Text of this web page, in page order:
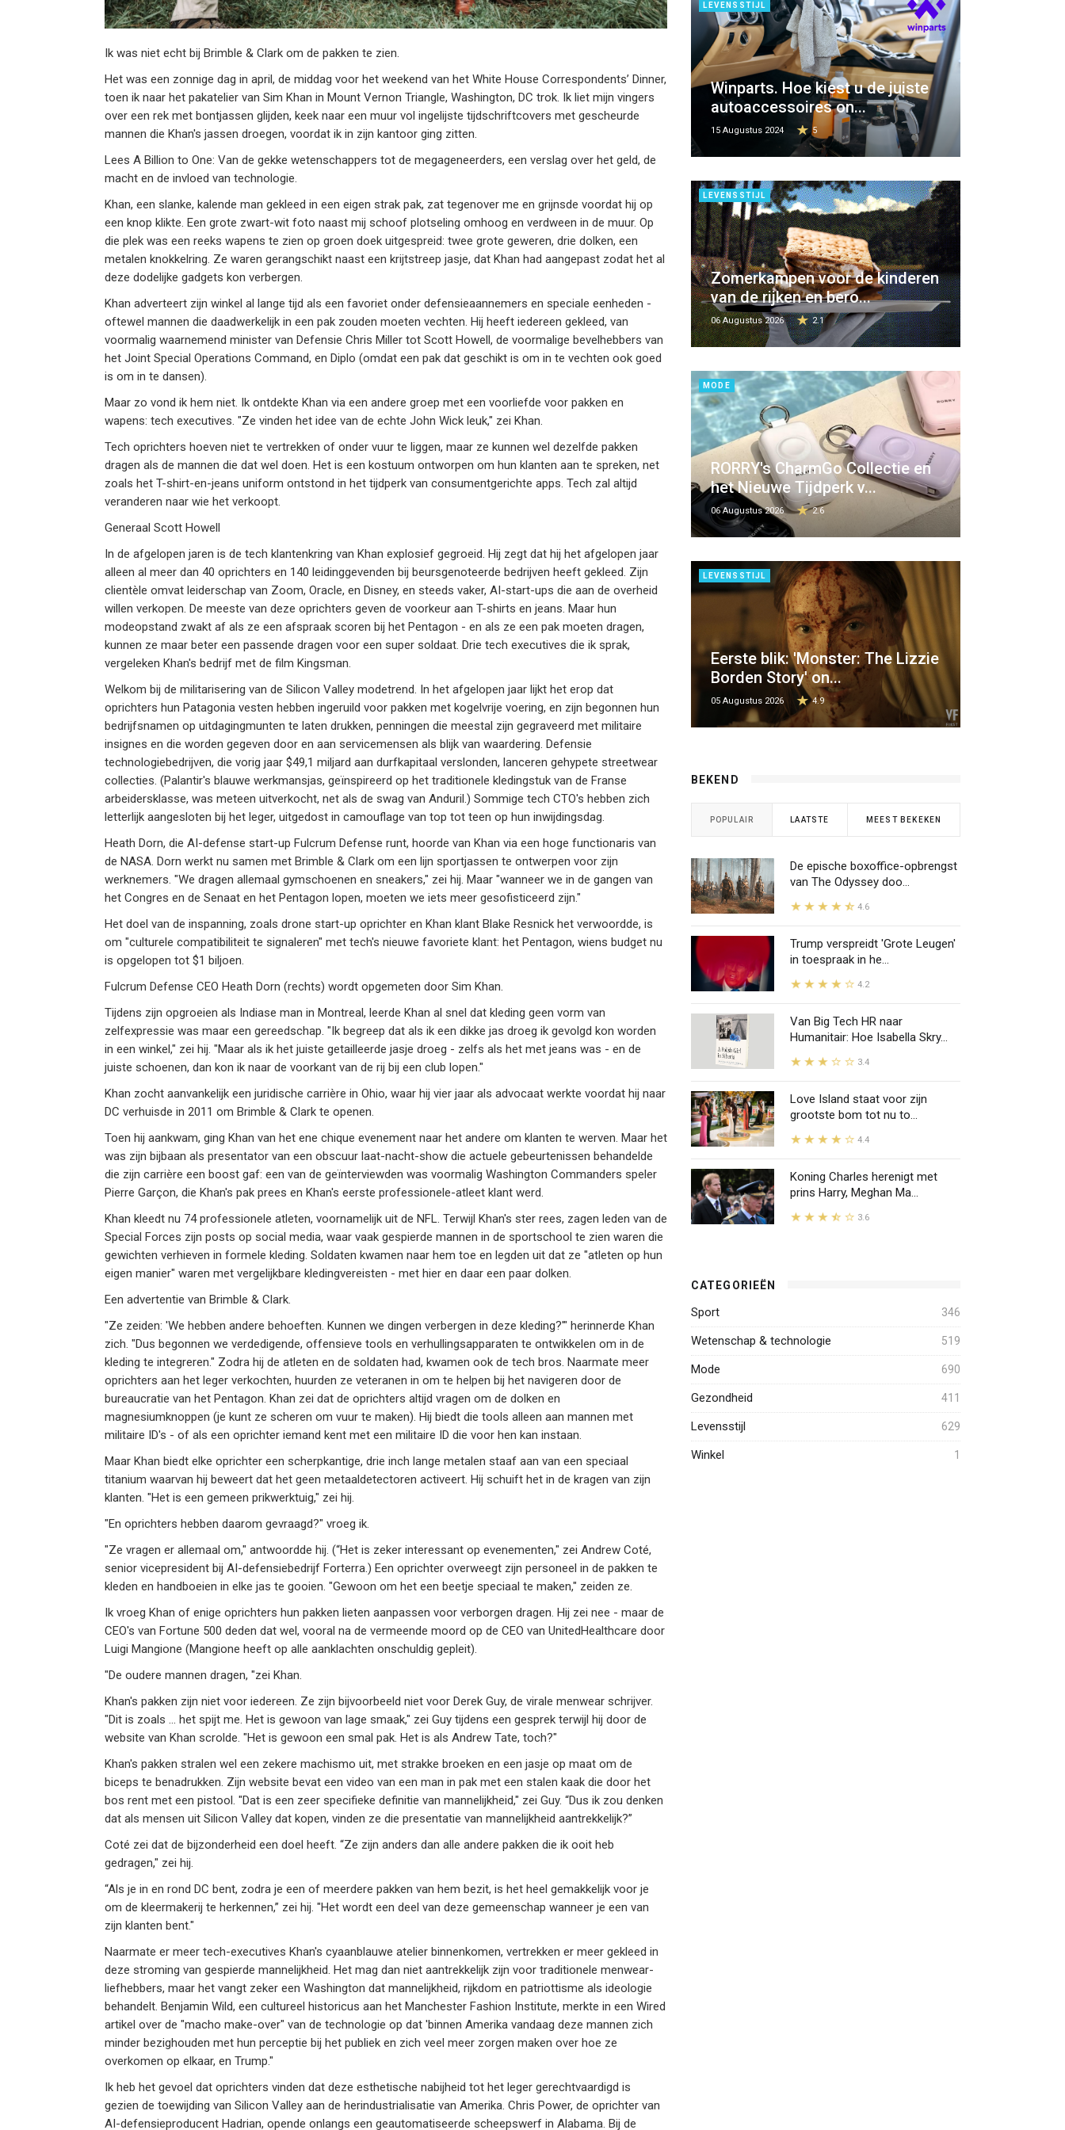
Ik was niet echt bij Brimble & Clark om de pakken te zien.
Het was een zonnige dag in april, de middag voor het weekend van het White House Correspondents’ Dinner,
toen ik naar het pakatelier van Sim Khan in Mount Vernon Triangle, Washington, DC trok. Ik liet mijn vingers
over een rek met bontjassen glijden, keek naar een muur vol ingelijste tijdschriftcovers met gescheurde
mannen die Khan's jassen droegen, voordat ik in zijn kantoor ging zitten.
Lees A Billion to One: Van de gekke wetenschappers tot de megageneerders, een verslag over het geld, de
macht en de invloed van technologie.
Khan, een slanke, kalende man gekleed in een eigen strak pak, zat tegenover me en grijnsde voordat hij op
een knop klikte. Een grote zwart-wit foto naast mij schoof plotseling omhoog en verdween in de muur. Op
die plek was een reeks wapens te zien op groen doek uitgespreid: twee grote geweren, drie dolken, een
metalen knokkelring. Ze waren gerangschikt naast een krijtstreep jasje, dat Khan had aangepast zodat het al
deze dodelijke gadgets kon verbergen.
Khan adverteert zijn winkel al lange tijd als een favoriet onder defensieaannemers en speciale eenheden -
oftewel mannen die daadwerkelijk in een pak zouden moeten vechten. Hij heeft iedereen gekleed, van
voormalig waarnemend minister van Defensie Chris Miller tot Scott Howell, de voormalige bevelhebbers van
het Joint Special Operations Command, en Diplo (omdat een pak dat geschikt is om in te vechten ook goed
is om in te dansen).
Maar zo vond ik hem niet. Ik ontdekte Khan via een andere groep met een voorliefde voor pakken en
wapens: tech executives. "Ze vinden het idee van de echte John Wick leuk," zei Khan.
Tech oprichters hoeven niet te vertrekken of onder vuur te liggen, maar ze kunnen wel dezelfde pakken
dragen als de mannen die dat wel doen. Het is een kostuum ontworpen om hun klanten aan te spreken, net
zoals het T-shirt-en-jeans uniform ontstond in het tijdperk van consumentgerichte apps. Tech zal altijd
veranderen naar wie het verkoopt.
Generaal Scott Howell
In de afgelopen jaren is de tech klantenkring van Khan explosief gegroeid. Hij zegt dat hij het afgelopen jaar
alleen al meer dan 40 oprichters en 140 leidinggevenden bij beursgenoteerde bedrijven heeft gekleed. Zijn
clientèle omvat leiderschap van Zoom, Oracle, en Disney, en steeds vaker, AI-start-ups die aan de overheid
willen verkopen. De meeste van deze oprichters geven de voorkeur aan T-shirts en jeans. Maar hun
modeopstand zwakt af als ze een afspraak scoren bij het Pentagon - en als ze een pak moeten dragen,
kunnen ze maar beter een passende dragen voor een super soldaat. Drie tech executives die ik sprak,
vergeleken Khan's bedrijf met de film Kingsman.
Welkom bij de militarisering van de Silicon Valley modetrend. In het afgelopen jaar lijkt het erop dat
oprichters hun Patagonia vesten hebben ingeruild voor pakken met kogelvrije voering, en zijn begonnen hun
bedrijfsnamen op uitdagingmunten te laten drukken, penningen die meestal zijn gegraveerd met militaire
insignes en die worden gegeven door en aan servicemensen als blijk van waardering. Defensie
technologiebedrijven, die vorig jaar $49,1 miljard aan durfkapitaal verslonden, lanceren gehypete streetwear
collecties. (Palantir's blauwe werkmansjas, geïnspireerd op het traditionele kledingstuk van de Franse
arbeidersklasse, was meteen uitverkocht, net als de swag van Anduril.) Sommige tech CTO's hebben zich
letterlijk aangesloten bij het leger, uitgedost in camouflage van top tot teen op hun inwijdingsdag.
Heath Dorn, die AI-defense start-up Fulcrum Defense runt, hoorde van Khan via een hoge functionaris van
de NASA. Dorn werkt nu samen met Brimble & Clark om een lijn sportjassen te ontwerpen voor zijn
werknemers. "We dragen allemaal gymschoenen en sneakers," zei hij. Maar "wanneer we in de gangen van
het Congres en de Senaat en het Pentagon lopen, moeten we iets meer gesofisticeerd zijn."
Het doel van de inspanning, zoals drone start-up oprichter en Khan klant Blake Resnick het verwoordde, is
om "culturele compatibiliteit te signaleren" met tech's nieuwe favoriete klant: het Pentagon, wiens budget nu
is opgelopen tot $1 biljoen.
Fulcrum Defense CEO Heath Dorn (rechts) wordt opgemeten door Sim Khan.
Tijdens zijn opgroeien als Indiase man in Montreal, leerde Khan al snel dat kleding geen vorm van
zelfexpressie was maar een gereedschap. "Ik begreep dat als ik een dikke jas droeg ik gevolgd kon worden
in een winkel," zei hij. "Maar als ik het juiste getailleerde jasje droeg - zelfs als het met jeans was - en de
juiste schoenen, dan kon ik naar de voorkant van de rij bij een club lopen."
Khan zocht aanvankelijk een juridische carrière in Ohio, waar hij vier jaar als advocaat werkte voordat hij naar
DC verhuisde in 2011 om Brimble & Clark te openen.
Toen hij aankwam, ging Khan van het ene chique evenement naar het andere om klanten te werven. Maar het
was zijn bijbaan als presentator van een obscuur laat-nacht-show die actuele gebeurtenissen behandelde
die zijn carrière een boost gaf: een van de geïnterviewden was voormalig Washington Commanders speler
Pierre Garçon, die Khan's pak prees en Khan's eerste professionele-atleet klant werd.
Khan kleedt nu 74 professionele atleten, voornamelijk uit de NFL. Terwijl Khan's ster rees, zagen leden van de
Special Forces zijn posts op social media, waar vaak gespierde mannen in de sportschool te zien waren die
gewichten verhieven in formele kleding. Soldaten kwamen naar hem toe en legden uit dat ze "atleten op hun
eigen manier" waren met vergelijkbare kledingvereisten - met hier en daar een paar dolken.
Een advertentie van Brimble & Clark.
"Ze zeiden: 'We hebben andere behoeften. Kunnen we dingen verbergen in deze kleding?'" herinnerde Khan
zich. "Dus begonnen we verdedigende, offensieve tools en verhullingsapparaten te ontwikkelen om in de
kleding te integreren." Zodra hij de atleten en de soldaten had, kwamen ook de tech bros. Naarmate meer
oprichters aan het leger verkochten, huurden ze veteranen in om te helpen bij het navigeren door de
bureaucratie van het Pentagon. Khan zei dat de oprichters altijd vragen om de dolken en
magnesiumknoppen (je kunt ze scheren om vuur te maken). Hij biedt die tools alleen aan mannen met
militaire ID's - of als een oprichter iemand kent met een militaire ID die voor hen kan instaan.
Maar Khan biedt elke oprichter een scherpkantige, drie inch lange metalen staaf aan van een speciaal
titanium waarvan hij beweert dat het geen metaaldetectoren activeert. Hij schuift het in de kragen van zijn
klanten. "Het is een gemeen prikwerktuig," zei hij.
"En oprichters hebben daarom gevraagd?" vroeg ik.
"Ze vragen er allemaal om," antwoordde hij. (“Het is zeker interessant op evenementen," zei Andrew Coté,
senior vicepresident bij AI-defensiebedrijf Forterra.) Een oprichter overweegt zijn personeel in de pakken te
kleden en handboeien in elke jas te gooien. "Gewoon om het een beetje speciaal te maken," zeiden ze.
Ik vroeg Khan of enige oprichters hun pakken lieten aanpassen voor verborgen dragen. Hij zei nee - maar de
CEO's van Fortune 500 deden dat wel, vooral na de vermeende moord op de CEO van UnitedHealthcare door
Luigi Mangione (Mangione heeft op alle aanklachten onschuldig gepleit).
"De oudere mannen dragen, "zei Khan.
Khan's pakken zijn niet voor iedereen. Ze zijn bijvoorbeeld niet voor Derek Guy, de virale menwear schrijver.
"Dit is zoals ... het spijt me. Het is gewoon van lage smaak," zei Guy tijdens een gesprek terwijl hij door de
website van Khan scrolde. "Het is gewoon een smal pak. Het is als Andrew Tate, toch?"
Khan's pakken stralen wel een zekere machismo uit, met strakke broeken en een jasje op maat om de
biceps te benadrukken. Zijn website bevat een video van een man in pak met een stalen kaak die door het
bos rent met een pistool. "Dat is een zeer specifieke definitie van mannelijkheid," zei Guy. “Dus ik zou denken
dat als mensen uit Silicon Valley dat kopen, vinden ze die presentatie van mannelijkheid aantrekkelijk?”
Coté zei dat de bijzonderheid een doel heeft. “Ze zijn anders dan alle andere pakken die ik ooit heb
gedragen," zei hij.
“Als je in en rond DC bent, zodra je een of meerdere pakken van hem bezit, is het heel gemakkelijk voor je
om de kleermakerij te herkennen,” zei hij. "Het wordt een deel van deze gemeenschap wanneer je een van
zijn klanten bent."
Naarmate er meer tech-executives Khan's cyaanblauwe atelier binnenkomen, vertrekken er meer gekleed in
deze stroming van gespierde mannelijkheid. Het mag dan niet aantrekkelijk zijn voor traditionele menwear-
liefhebbers, maar het vangt zeker een Washington dat mannelijkheid, rijkdom en patriottisme als ideologie
behandelt. Benjamin Wild, een cultureel historicus aan het Manchester Fashion Institute, merkte in een Wired
artikel over de "macho make-over" van de technologie op dat 'binnen Amerika vandaag deze mannen zich
minder bezighouden met hun perceptie bij het publiek en zich veel meer zorgen maken over hoe ze
overkomen op elkaar, en Trump."
Ik heb het gevoel dat oprichters vinden dat deze esthetische nabijheid tot het leger gerechtvaardigd is
gezien de toewijding van Silicon Valley aan de herindustrialisatie van Amerika. Chris Power, de oprichter van
AI-defensieproducent Hadrian, opende onlangs een geautomatiseerde scheepswerf in Alabama. Bij de
LEVENSSTIJL
Winparts. Hoe kiest u de juiste
autoaccessoires on...
15 Augustus 2024 5
LEVENSSTIJL
Zomerkampen voor de kinderen
van de rijken en bero...
06 Augustus 2026 2.1
MODE
RORRY's CharmGo Collectie en
het Nieuwe Tijdperk v...
06 Augustus 2026 2.6
LEVENSSTIJL
Eerste blik: 'Monster: The Lizzie
Borden Story' on...
05 Augustus 2026 4.9
BEKEND
POPULAIR LAATSTE MEEST BEKEKEN
De epische boxoffice-opbrengst
van The Odyssey doo...
4.6
Trump verspreidt 'Grote Leugen'
in toespraak in he...
4.2
Van Big Tech HR naar
Humanitair: Hoe Isabella Skry...
3.4
Love Island staat voor zijn
grootste bom tot nu to...
4.4
Koning Charles herenigt met
prins Harry, Meghan Ma...
3.6
CATEGORIEËN
Sport 346
Wetenschap & technologie 519
Mode 690
Gezondheid 411
Levensstijl 629
Winkel 1